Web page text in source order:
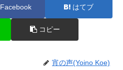
Facebook はてブ
コピー
宵の声(Yoino Koe)